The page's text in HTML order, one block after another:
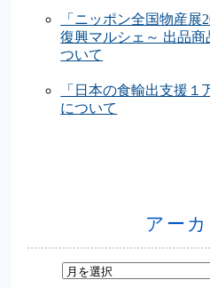
「ニッポン全国物産展
復興マルシェ～ 出品
ついて
「日本の食輸出支援１
について
アー